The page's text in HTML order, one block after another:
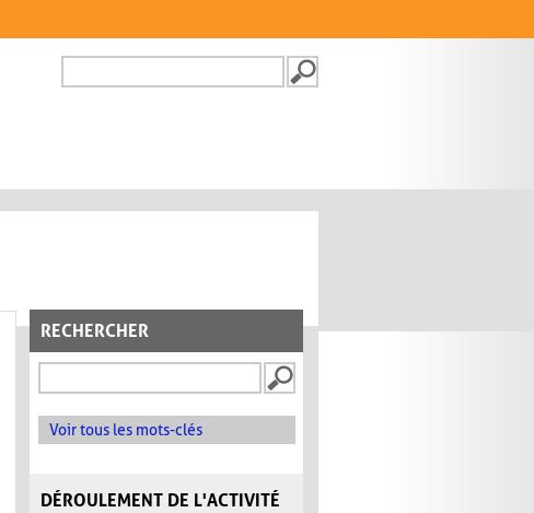
FORMULAIRE DE
RECHERCHER
Voir tous les mots-clés
DÉROULEMENT DE L'ACTIVITÉ